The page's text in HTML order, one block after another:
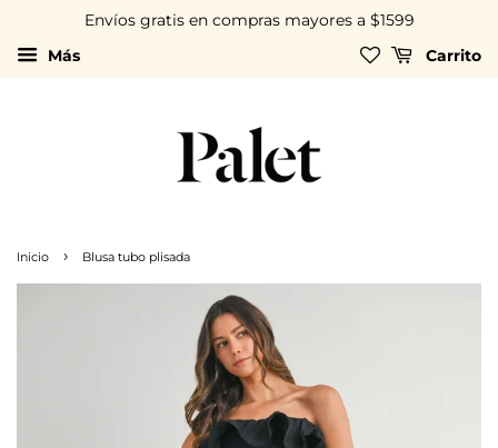
Envíos gratis en compras mayores a $1599
Más
Carrito
Inicio › Blusa tubo plisada